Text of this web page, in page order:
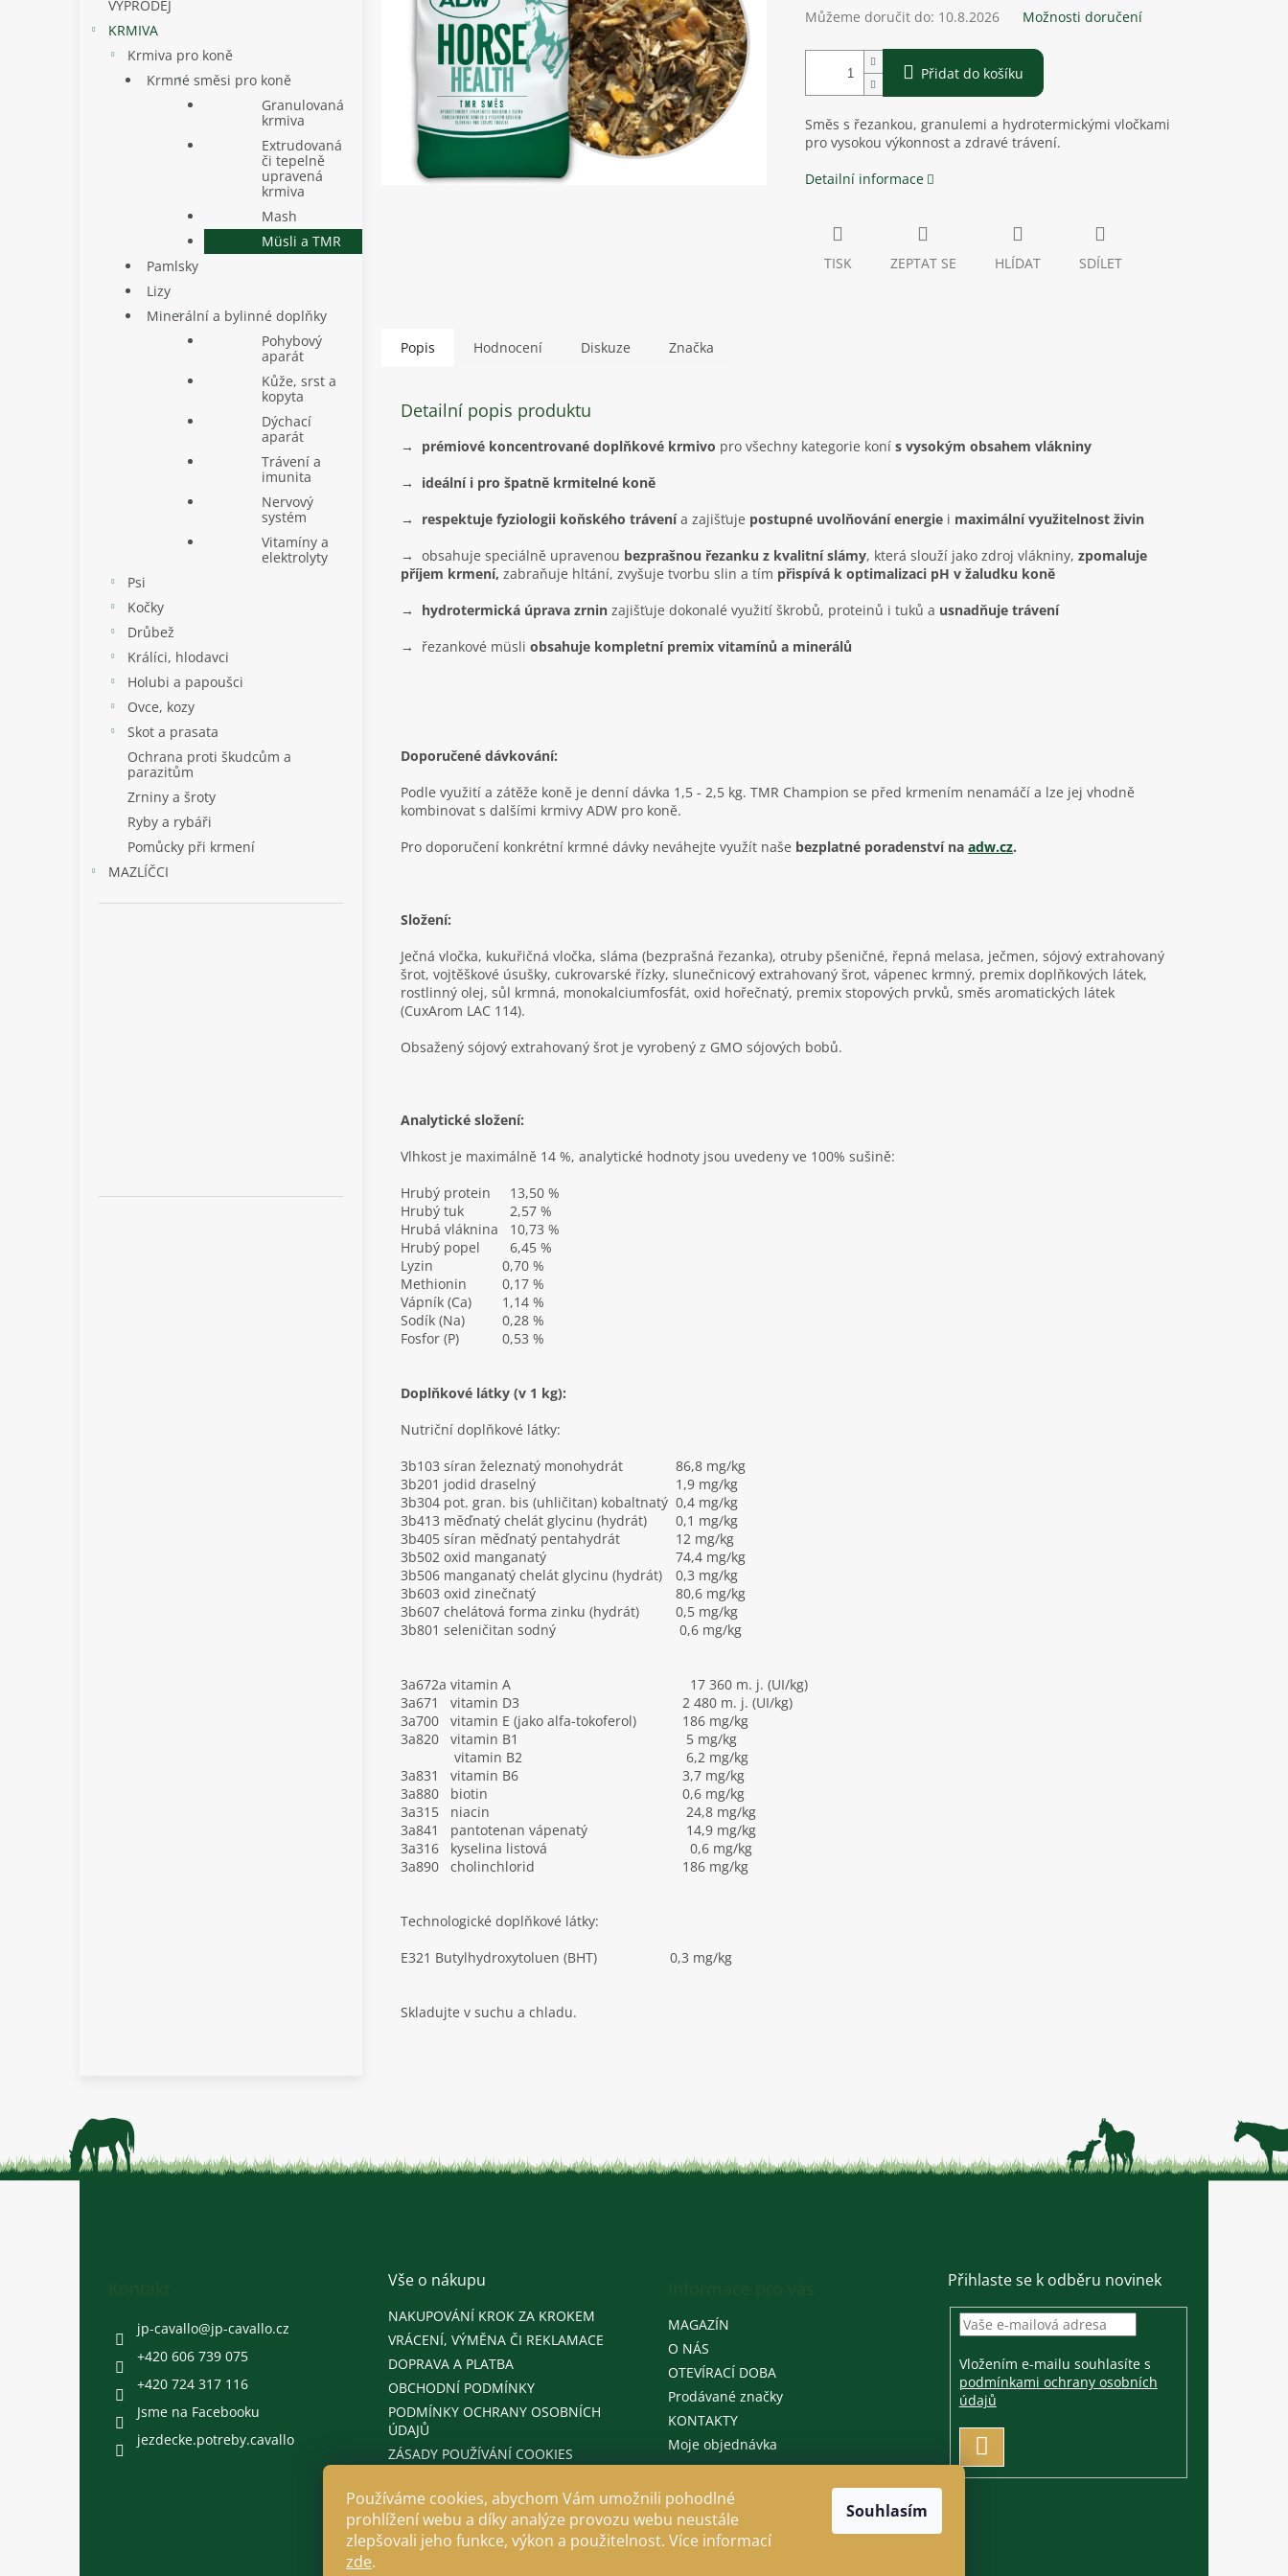
Používáme cookies, abychom Vám umožnili pohodlné
prohlížení webu a díky analýze provozu webu neustále
zlepšovali jeho funkce, výkon a použitelnost. Více informací
zde.
Souhlasím
VÝPRODEJ
KRMIVA
Krmiva pro koně
Krmné směsi pro koně
Granulovaná
krmiva
Extrudovaná
či tepelně
upravená
krmiva
Mash
Müsli a TMR
Pamlsky
Lizy
Minerální a bylinné doplňky
Pohybový
aparát
Kůže, srst a
kopyta
Dýchací
aparát
Trávení a
imunita
Nervový
systém
Vitamíny a
elektrolyty
Psi
Kočky
Drůbež
Králíci, hlodavci
Holubi a papoušci
Ovce, kozy
Skot a prasata
Ochrana proti škudcům a
parazitům
Zrniny a šroty
Ryby a rybáři
Pomůcky při krmení
MAZLÍČCI
Můžeme doručit do: 10.8.2026 Možnosti doručení
Přidat do košíku
Směs s řezankou, granulemi a hydrotermickými vločkami
pro vysokou výkonnost a zdravé trávení.
Detailní informace
TISK ZEPTAT SE HLÍDAT SDÍLET
Popis Hodnocení Diskuze Značka
Detailní popis produktu
→ prémiové koncentrované doplňkové krmivo pro všechny kategorie koní s vysokým obsahem vlákniny
→ ideální i pro špatně krmitelné koně
→ respektuje fyziologii koňského trávenía zajišťuje postupné uvolňování energie i maximální využitelnost živin
→ obsahuje speciálně upravenou bezprašnou řezanku z kvalitní slámy, která slouží jako zdroj vlákniny, zpomaluje
příjem krmení, zabraňuje hltání, zvyšuje tvorbu slin a tím přispívá k optimalizaci pH v žaludku koně
→ hydrotermická úprava zrnin zajišťuje dokonalé využití škrobů, proteinů i tuků a usnadňuje trávení
→ řezankové müsli obsahuje kompletní premix vitamínů a minerálů
Doporučené dávkování:
Podle využití a zátěže koně je denní dávka 1,5 - 2,5 kg. TMR Champion se před krmením nenamáčí a lze jej vhodně
kombinovat s dalšími krmivy ADW pro koně.
Pro doporučení konkrétní krmné dávky neváhejte využít naše bezplatné poradenství na adw.cz.
Složení:
Ječná vločka, kukuřičná vločka, sláma (bezprašná řezanka), otruby pšeničné, řepná melasa, ječmen, sójový extrahovaný
šrot, vojtěškové úsušky, cukrovarské řízky, slunečnicový extrahovaný šrot, vápenec krmný, premix doplňkových látek,
rostlinný olej, sůl krmná, monokalciumfosfát, oxid hořečnatý, premix stopových prvků, směs aromatických látek
(CuxArom LAC 114).
Obsažený sójový extrahovaný šrot je vyrobený z GMO sójových bobů.
Analytické složení:
Vlhkost je maximálně 14 %, analytické hodnoty jsou uvedeny ve 100% sušině:
Hrubý protein
13,50 %
Hrubý tuk
2,57 %
Hrubá vláknina
10,73 %
Hrubý popel
6,45 %
Lyzin
0,70 %
Methionin
0,17 %
Vápník (Ca)
1,14 %
Sodík (Na)
0,28 %
Fosfor (P)
0,53 %
Doplňkové látky (v 1 kg):
Nutriční doplňkové látky:
3b103 síran železnatý monohydrát
86,8 mg/kg
3b201 jodid draselný
1,9 mg/kg
3b304 pot. gran. bis (uhličitan) kobaltnatý 0,4 mg/kg
3b413 měďnatý chelát glycinu (hydrát)
0,1 mg/kg
3b405 síran měďnatý pentahydrát
12 mg/kg
3b502 oxid manganatý
74,4 mg/kg
3b506 manganatý chelát glycinu (hydrát)
0,3 mg/kg
3b603 oxid zinečnatý
80,6 mg/kg
3b607 chelátová forma zinku (hydrát)
0,5 mg/kg
3b801 seleničitan sodný
0,6 mg/kg
3a672a vitamin A
17 360 m. j. (UI/kg)
3a671 vitamin D3
2 480 m. j. (UI/kg)
3a700 vitamin E (jako alfa-tokoferol) 186 mg/kg
3a820 vitamin B1
5 mg/kg
vitamin B2
6,2 mg/kg
3a831 vitamin B6
3,7 mg/kg
3a880 biotin
0,6 mg/kg
3a315 niacin
24,8 mg/kg
3a841 pantotenan vápenatý
14,9 mg/kg
3a316 kyselina listová
0,6 mg/kg
3a890 cholinchlorid
186 mg/kg
Technologické doplňkové látky:
E321 Butylhydroxytoluen (BHT) 0,3 mg/kg
Skladujte v suchu a chladu.
Z
jp-cavallo@jp-cavallo.cz
+420 606 739 075
+420 724 317 116
Jsme na Facebooku
jezdecke.potreby.cavallo
Vše o nákupu
NAKUPOVÁNÍ KROK ZA KROKEM
VRÁCENÍ, VÝMĚNA ČI REKLAMACE
DOPRAVA A PLATBA
OBCHODNÍ PODMÍNKY
PODMÍNKY OCHRANY OSOBNÍCH
ÚDAJŮ
ZÁSADY POUŽÍVÁNÍ COOKIES
MAGAZÍN
O NÁS
OTEVÍRACÍ DOBA
Prodávané značky
KONTAKTY
Moje objednávka
Přihlaste se k odběru novinek
Vložením e-mailu souhlasíte s
podmínkami ochrany osobních
údajů
SE